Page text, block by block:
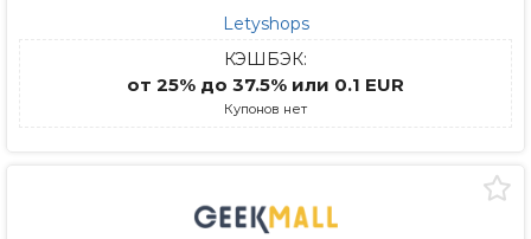
Letyshops
КЭШБЭК:
от 25% до 37.5% или 0.1 EUR
Купонов нет